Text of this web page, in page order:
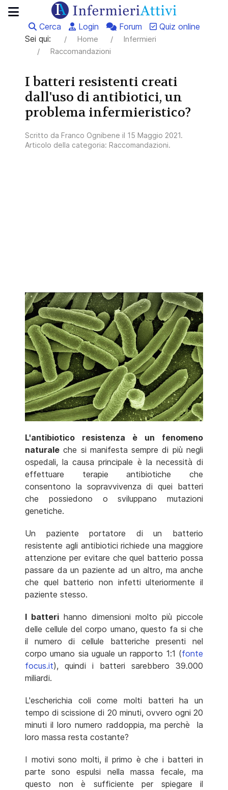
Cerca Login Forum
Quiz online
Sei qui:
Home
Infermieri
Raccomandazioni
I batteri resistenti creati
dall'uso di antibiotici, un
problema infermieristico?
Scritto da Franco Ognibene il 15 Maggio 2021.
Articolo della categoria: Raccomandazioni.
L'antibiotico resistenza è un fenomeno
naturale che si manifesta sempre di più negli
ospedali, la causa principale è la necessità di
effettuare terapie antibiotiche che
consentono la sopravvivenza di quei batteri
che possiedono o sviluppano mutazioni
genetiche.
Un paziente portatore di un batterio
resistente agli antibiotici richiede una maggiore
attenzione per evitare che quel batterio possa
passare da un paziente ad un altro, ma anche
che quel batterio non infetti ulteriormente il
paziente stesso.
I batteri hanno dimensioni molto più piccole
delle cellule del corpo umano, questo fa si che
il numero di cellule batteriche presenti nel
corpo umano sia uguale un rapporto 1:1 (fonte
focus.it), quindi i batteri sarebbero 39.000
miliardi.
L'escherichia coli come molti batteri ha un
tempo di scissione di 20 minuti, ovvero ogni 20
minuti il loro numero raddoppia, ma perchè la
loro massa resta costante?
I motivi sono molti, il primo è che i batteri in
parte sono espulsi nella massa fecale, ma
questo non è sufficiente per spiegare il